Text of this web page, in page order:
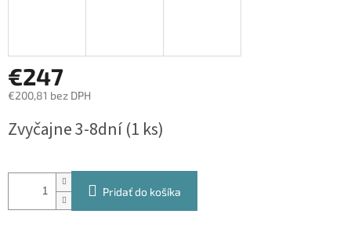
€247
€200,81 bez DPH
cena:
Zvyčajne 3-8dní(1 ks)
Pridať do košíka